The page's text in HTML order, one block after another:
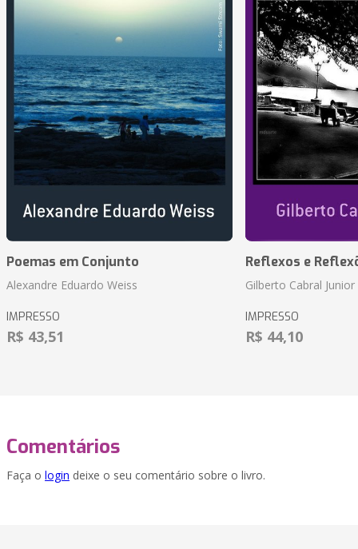
Poemas em Conjunto
Alexandre Eduardo Weiss
IMPRESSO
R$ 43,51
Reflexos e
Gilberto Cabral Junior
IMPRESSO
R$ 44,10
Comentários
Faça o login deixe o seu comentário sobre o livro.